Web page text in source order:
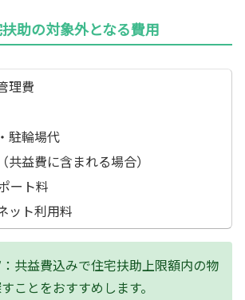
助の対象外となる費用
理費
駐輪場代
共益費に含まれる場合）
ート料
ット利用料
：共益費込みで住宅扶助上限額内の物
ことをおすすめします。